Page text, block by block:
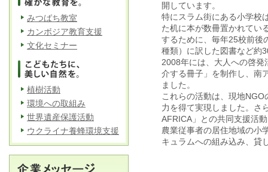
開しています。
特にスラム街にある小学校
た机に本が数冊置かれてい
するために、毎年25校前後
種類）に訳した図書など約
2008年には、大人への啓
介する冊子」を制作し、南
ました。
これらの活動は、現地
力を得て実現しました。さ
AFRICA」との共同支援活
農業従事者の居住地域の小
キュラムへの組み込み、貸
みつばち教室
カンボジア教育支援
文化セミナー
植樹活動
環境への取組み
世界遺産保護活動
ウクライナ養蜂環境支援